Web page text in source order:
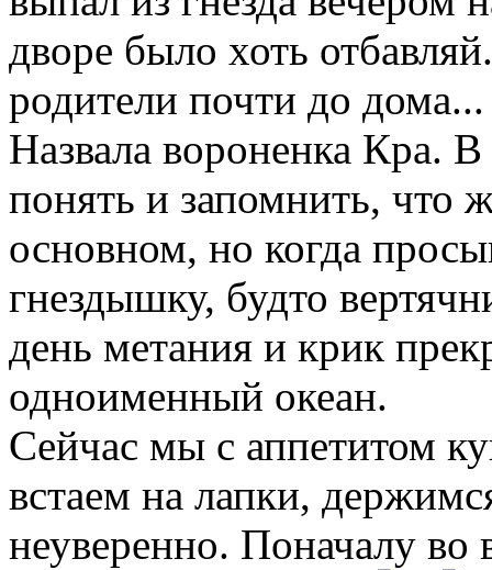
дворе было хоть
родители почти до дома...
Назвала вороненка Кра.
понять и запомнить, что
основном, но когда
гнездышку, будто
день метания и крик
одноименный океан.
Сейчас мы с аппетитом
встаем на лапки,
неуверенно. Поначалу во